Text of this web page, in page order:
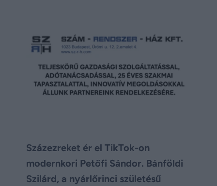
Százezreket ér el TikTok-on
modernkori Petőfi Sándor. Bánföldi
Szilárd, a nyárlőrinci születésű